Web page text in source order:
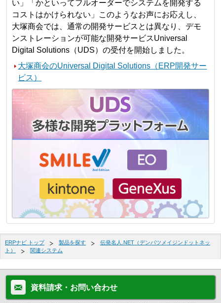
い」「かといってフルオーダーでシステムを開発する
コストはかけられない」このようなお声にお応えし、
大塚商会では、通常の開発サービスとは異なり、デモ
ンストレーションが可能な開発サービスUniversal
Digital Solutions（UDS）の受付を開始しました。
大塚商会のUniversal Digital Solutions（ERP開発サー
ビス）
ERPナビ トップ 製品を探す
伝発名人.NET（デンパツメイジンドットネッ
ト）
関連システム
資料請求・お問い合わせ